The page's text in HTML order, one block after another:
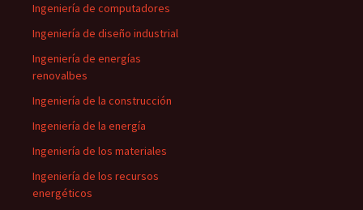
Ingeniería de computadores
Ingeniería de diseño industrial
Ingeniería de energías
renovalbes
Ingeniería de la construcción
Ingeniería de la energía
Ingeniería de los materiales
Ingeniería de los recursos
energéticos